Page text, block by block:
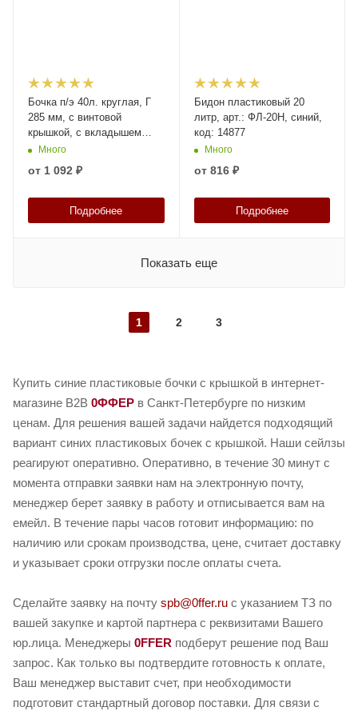
Бочка п/э 40л. круглая, Г
285 мм, с винтовой
крышкой, с вкладышем
внутри, с усил. ручками,
код: 39455
Много
от 1 092 ₽
Подробнее
Бидон пластиковый 20
литр, арт.: ФЛ-20Н, синий,
код: 14877
Много
от 816 ₽
Подробнее
Показать еще
1 2 3
Купить синие пластиковые бочки с крышкой в интернет-
магазине B2B 0ФФЕР в Санкт-Петербурге по низким
ценам. Для решения вашей задачи найдется подходящий
вариант синих пластиковых бочек с крышкой. Наши сейлзы
реагируют оперативно. Оперативно, в течение 30 минут с
момента отправки заявки нам на электронную почту,
менеджер берет заявку в работу и отписывается вам на
емейл. В течение пары часов готовит информацию: по
наличию или срокам производства, цене, считает доставку
и указывает сроки отгрузки после оплаты счета.
Сделайте заявку на почту spb@0ffer.ru с указанием ТЗ по
вашей закупке и картой партнера с реквизитами Вашего
юр.лица. Менеджеры 0FFER подберут решение под Ваш
запрос. Как только вы подтвердите готовность к оплате,
Ваш менеджер выставит счет, при необходимости
подготовит стандартный договор поставки. Для связи с